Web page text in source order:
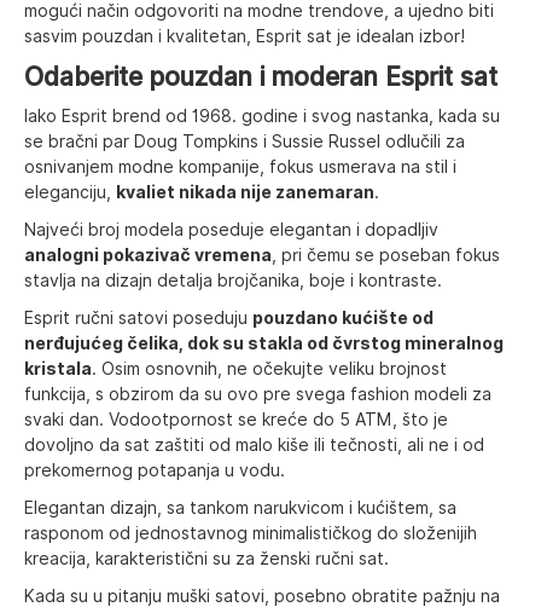
mogući način odgovoriti na modne trendove, a ujedno biti
sasvim pouzdan i kvalitetan, Esprit sat je idealan izbor!
Odaberite pouzdan i moderan Esprit sat
Iako Esprit brend od 1968. godine i svog nastanka, kada su
se bračni par Doug Tompkins i Sussie Russel odlučili za
osnivanjem modne kompanije, fokus usmerava na stil i
eleganciju,
kvaliet nikada nije zanemaran.
Najveći broj modela poseduje elegantan i dopadljiv
analogni pokazivač vremena , pri čemu se poseban fokus
stavlja na dizajn detalja brojčanika, boje i kontraste.
Esprit ručni satovi poseduju pouzdano kućište od
nerđujućeg čelika, dok su stakla od čvrstog mineralnog
kristala. Osim osnovnih, ne očekujte veliku brojnost
funkcija, s obzirom da su ovo pre svega fashion modeli za
svaki dan. Vodootpornost se kreće do 5 ATM, što je
dovoljno da sat zaštiti od malo kiše ili tečnosti, ali ne i od
prekomernog potapanja u vodu.
Elegantan dizajn, sa tankom narukvicom i kućištem, sa
rasponom od jednostavnog minimalističkog do složenijih
kreacija, karakteristični su za ženski ručni sat.
Kada su u pitanju muški satovi, posebno obratite pažnju na